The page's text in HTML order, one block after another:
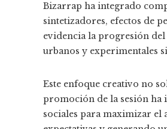
Bizarrap ha integrado
sintetizadores, efectos de
evidencia la progresión
urbanos y experimentales
Este enfoque creativo no
promoción de la sesión ha
sociales para maximizar el